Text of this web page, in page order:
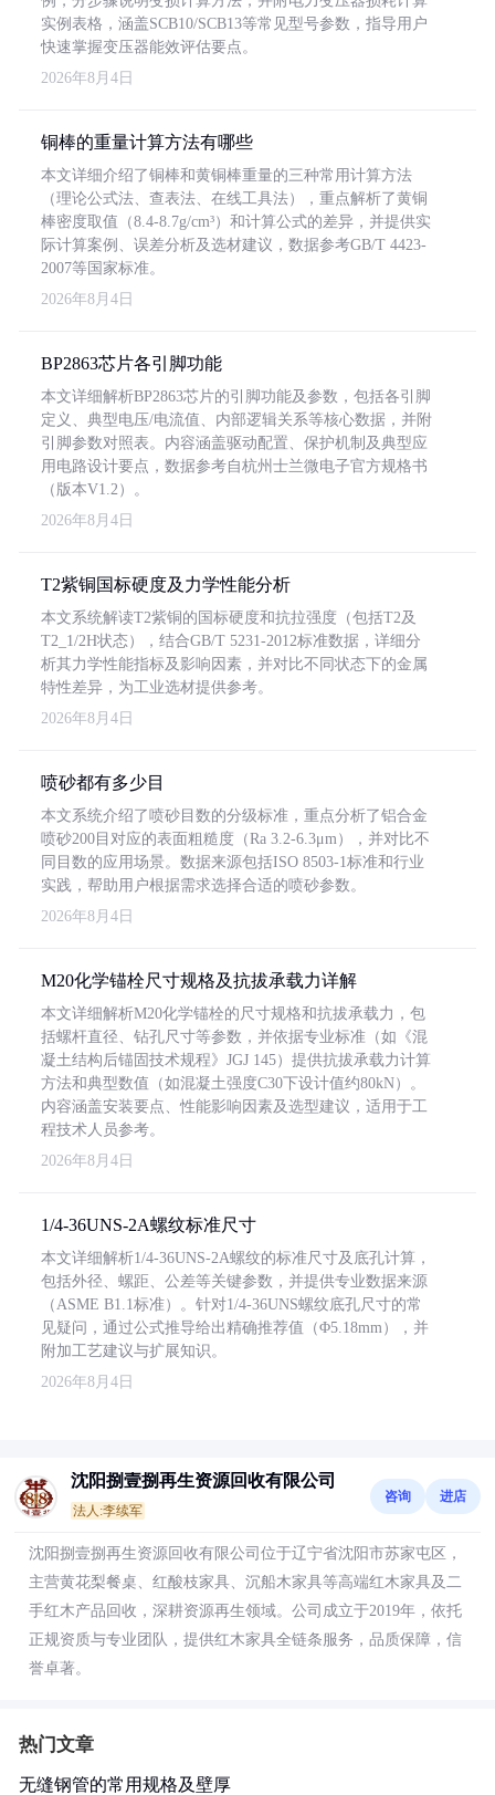
实例表格，涵盖SCB10/SCB13等常见型号参数，指导用户
快速掌握变压器能效评估要点。
2026年8月4日
铜棒的重量计算方法有哪些
本文详细介绍了铜棒和黄铜棒重量的三种常用计算方法
（理论公式法、查表法、在线工具法），重点解析了黄铜
棒密度取值（8.4-8.7g/cm³）和计算公式的差异，并提供实
际计算案例、误差分析及选材建议，数据参考GB/T 4423-
2007等国家标准。
2026年8月4日
BP2863芯片各引脚功能
本文详细解析BP2863芯片的引脚功能及参数，包括各引脚
定义、典型电压/电流值、内部逻辑关系等核心数据，并附
引脚参数对照表。内容涵盖驱动配置、保护机制及典型应
用电路设计要点，数据参考自杭州士兰微电子官方规格书
（版本V1.2）。
2026年8月4日
T2紫铜国标硬度及力学性能分析
本文系统解读T2紫铜的国标硬度和抗拉强度（包括T2及
T2_1/2H状态），结合GB/T 5231-2012标准数据，详细分
析其力学性能指标及影响因素，并对比不同状态下的金属
特性差异，为工业选材提供参考。
2026年8月4日
喷砂都有多少目
本文系统介绍了喷砂目数的分级标准，重点分析了铝合金
喷砂200目对应的表面粗糙度（Ra 3.2-6.3μm），并对比不
同目数的应用场景。数据来源包括ISO 8503-1标准和行业
实践，帮助用户根据需求选择合适的喷砂参数。
2026年8月4日
M20化学锚栓尺寸规格及抗拔承载力详解
本文详细解析M20化学锚栓的尺寸规格和抗拔承载力，包
括螺杆直径、钻孔尺寸等参数，并依据专业标准（如《混
凝土结构后锚固技术规程》JGJ 145）提供抗拔承载力计算
方法和典型数值（如混凝土强度C30下设计值约80kN）。
内容涵盖安装要点、性能影响因素及选型建议，适用于工
程技术人员参考。
2026年8月4日
1/4-36UNS-2A螺纹标准尺寸
本文详细解析1/4-36UNS-2A螺纹的标准尺寸及底孔计算，
包括外径、螺距、公差等关键参数，并提供专业数据来源
（ASME B1.1标准）。针对1/4-36UNS螺纹底孔尺寸的常
见疑问，通过公式推导给出精确推荐值（Φ5.18mm），并
附加工艺建议与扩展知识。
2026年8月4日
沈阳捌壹捌再生资源回收有限公司
法人:李续军
咨询 进店
沈阳捌壹捌再生资源回收有限公司位于辽宁省沈阳市苏家屯区，
主营黄花梨餐桌、红酸枝家具、沉船木家具等高端红木家具及二
手红木产品回收，深耕资源再生领域。公司成立于2019年，依托
正规资质与专业团队，提供红木家具全链条服务，品质保障，信
誉卓著。
热门文章
无缝钢管的常用规格及壁厚